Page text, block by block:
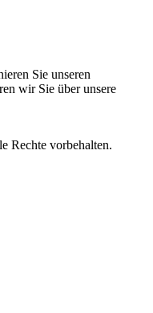
Sie unseren
wir Sie über unsere
Rechte vorbehalten.